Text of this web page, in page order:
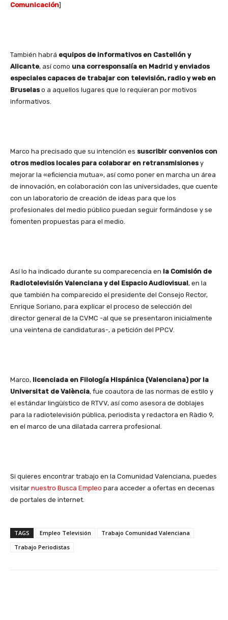
Comunicación]
También habrá equipos de informativos en Castellón y
Alicante, así como una corresponsalía en Madrid y enviados
especiales capaces de trabajar con televisión, radio y web en
Bruselaso a aquellos lugares que lo requieran por motivos
informativos.
Marco ha precisado que su intención es suscribir convenios con
otros medios locales para colaborar en retransmisionesy
mejorar la «eficiencia mutua», así como poner en marcha un área
de innovación, en colaboración con las universidades, que cuente
con un laboratorio de creación de ideas para que los
profesionales del medio público puedan seguir formándose y se
fomenten propuestas para el medio.
Así lo ha indicado durante su comparecencia en la Comisión de
Radiotelevisión Valenciana y del Espacio Audiovisual, en la
que también ha comparecido el presidente del Consejo Rector,
Enrique Soriano, para explicar el proceso de selección del
director general de la CVMC -al que se presentaron inicialmente
una veintena de candidaturas-, a petición del PPCV.
Marco, licenciada en Filología Hispánica (Valenciana) por la
Universitat de València, fue coautora de las normas de estilo y
el estándar lingüístico de RTVV, así como asesora de doblajes
para la radiotelevisión pública, periodista y redactora en Ràdio 9,
en el marco de una dilatada carrera profesional.
Si quieres encontrar trabajo en la Comunidad Valenciana, puedes
visitar nuestro Busca Empleo para acceder a ofertas en decenas
de portales de internet.
TAGS Empleo Televisión
Trabajo Comunidad Valenciana
Trabajo Periodistas